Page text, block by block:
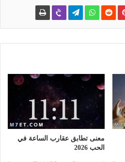
معنى تطابق عقارب الساعة في
الحب 2026